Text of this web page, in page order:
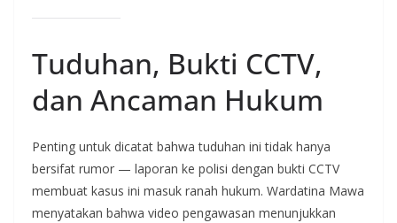
Tuduhan, Bukti CCTV,
dan Ancaman Hukum
Penting untuk dicatat bahwa tuduhan ini tidak hanya
bersifat rumor — laporan ke polisi dengan bukti CCTV
membuat kasus ini masuk ranah hukum. Wardatina Mawa
menyatakan bahwa video pengawasan menunjukkan